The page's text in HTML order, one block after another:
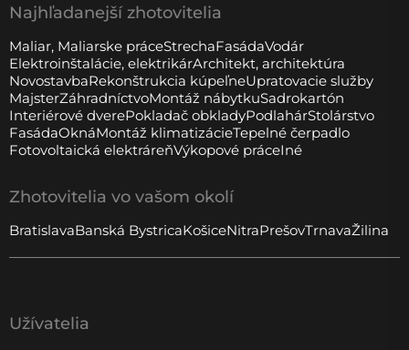
Najhľadanejší zhotovitelia
Maliar, Maliarske práceStrechaFasádaVodár
Elektroinštalácie, elektrikárArchitekt, architektúra
NovostavbaRekonštrukcia kúpeľneUpratovacie služby
MajsterZáhradníctvoMontáž nábytkuSadrokartón
Interiérové ​​dverePokladač obkladyPodlahárStolárstvo
FasádaOknáMontáž klimatizácieTepelné čerpadlo
Fotovoltaická elektráreňVýkopové práceIné
Zhotovitelia vo vašom okolí
BratislavaBanská BystricaKošiceNitraPrešovTrnavaŽilina
Užívatelia